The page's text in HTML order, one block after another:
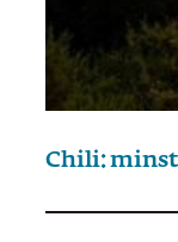
Chili: